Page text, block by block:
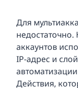
Для
недостаточно.
аккаунтов
IP-адрес и
Действия,